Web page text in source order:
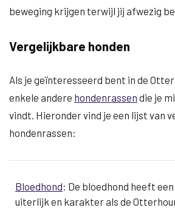
beweging krijgen terwijl jij afwezig
Vergelijkbare honden
Als je geïnteresseerd bent in de
enkele andere hondenrassen die je
vindt. Hieronder vind je een lijst van
hondenrassen:
Bloedhond: De bloedhond heeft
uiterlijk en karakter als de